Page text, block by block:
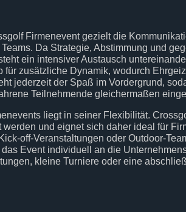
Firmenevent gezielt die
Da Strategie, Abstimmung und
ein intensiver Austausch
für zusätzliche Dynamik, wodurch
jederzeit der Spaß im Vordergrund,
Teilnehmende gleichermaßen
liegt in seiner Flexibilität.
und eignet sich daher ideal für
off-Veranstaltungen oder Outdoor-
Event individuell an die
kleine Turniere oder eine